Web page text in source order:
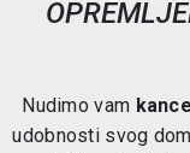
Nudimo vam
udobnosti svog